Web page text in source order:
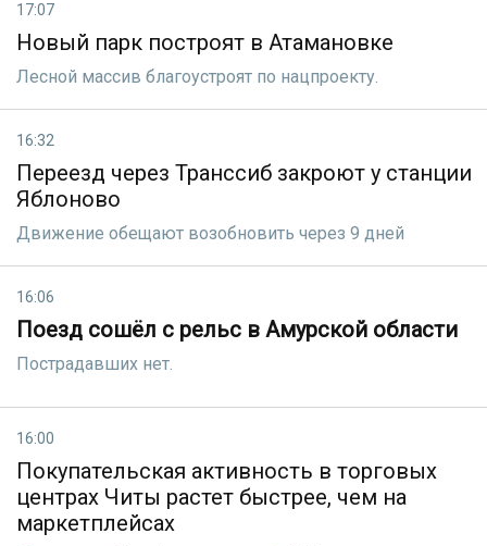
17:07
Новый парк построят в Атамановке
Лесной массив благоустроят по нацпроекту.
16:32
Переезд через Транссиб закроют у станции
Яблоново
Движение обещают возобновить через 9 дней
16:06
Поезд сошёл с рельс в Амурской области
Пострадавших нет.
16:00
Покупательская активность в торговых
центрах Читы растет быстрее, чем на
маркетплейсах